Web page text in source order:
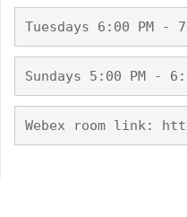
Tuesdays 6:00 PM -
Sundays 5:00 PM -
Webex room link: